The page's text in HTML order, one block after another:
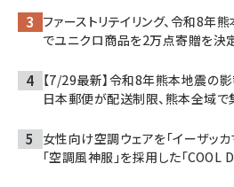
ファーストリテイリング、令和8年
でユニクロ商品を2万点寄贈を決
【7/29最新】令和8年熊本地震の影
日本郵便が配送制限、熊本全域
女性向け空調ウェアを「イーザッ
「空調風神服」を採用した「COOL